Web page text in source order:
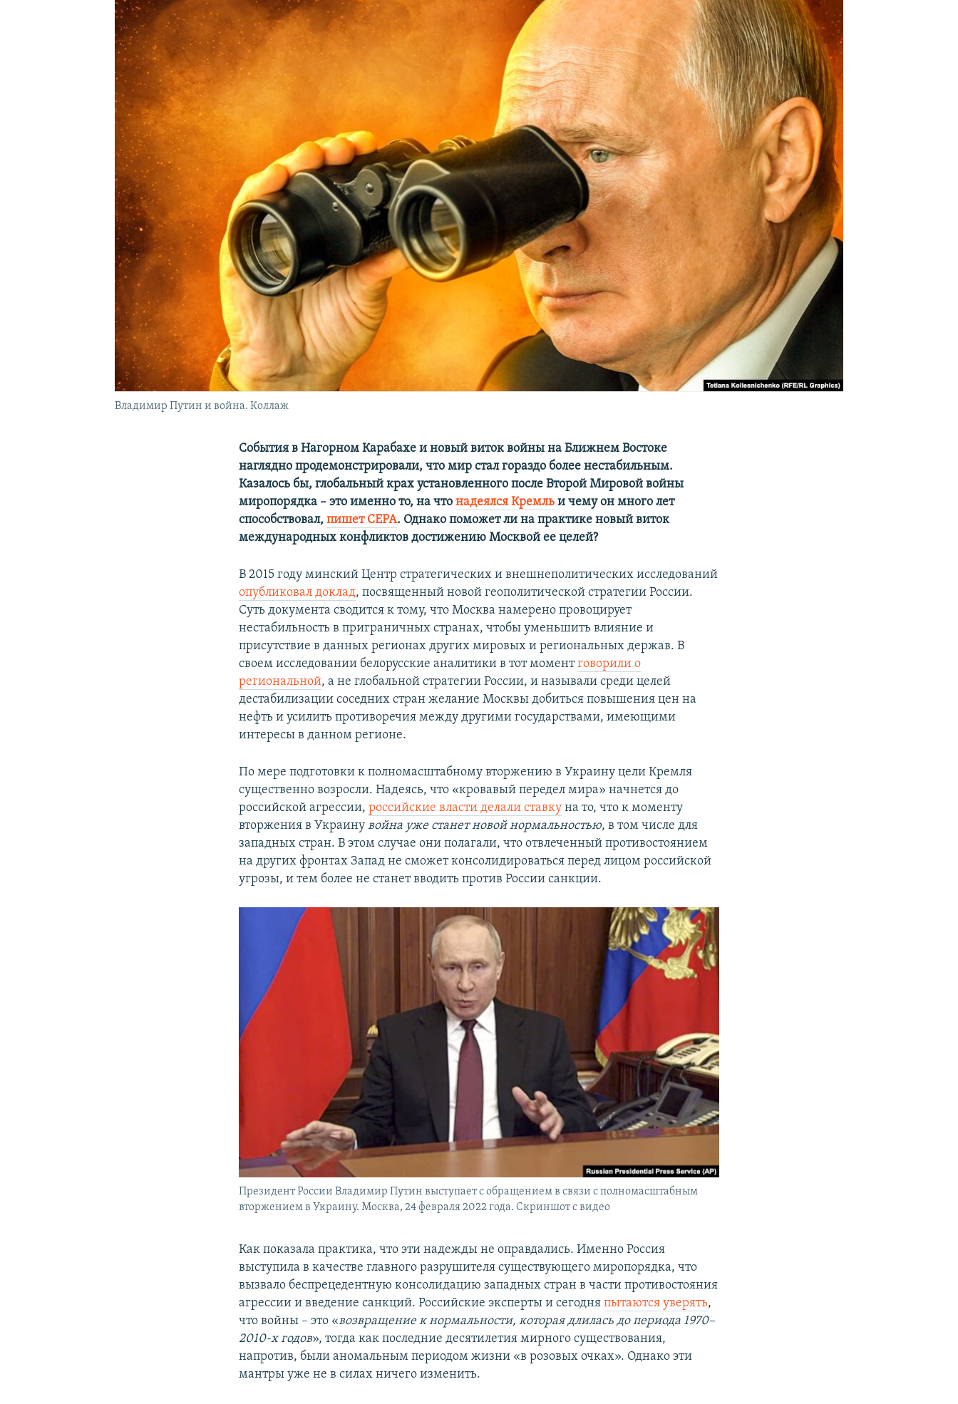
КРЫМ.НЕПОКОРЕННЫЙ
УКРАИНСКАЯ ПРОБЛЕМА КРЫМА
Владимир Путин и война. Коллаж
События в Нагорном Карабахе и новый виток войны на Ближнем Востоке
наглядно продемонстрировали, что мир стал гораздо более нестабильным.
Казалось бы, глобальный крах установленного после Второй Мировой войны
миропорядка – это именно то, на чтонадеялся Кремль и чему он много лет
способствовал,пишет СЕРА. Однако поможет ли на практике новый виток
международных конфликтов достижению Москвой ее целей?
В 2015 году минский Центр стратегических и внешнеполитических исследований
опубликовал доклад, посвященный новой геополитической стратегии России.
Суть документа сводится к тому, что Москва намерено провоцирует
нестабильность в приграничных странах, чтобы уменьшить влияние и
присутствие в данных регионах других мировых и региональных держав. В
своем исследовании белорусские аналитики в тот моментговорили о
региональной, а не глобальной стратегии России, и называли среди целей
дестабилизации соседних стран желание Москвы добиться повышения цен на
нефть и усилить противоречия между другими государствами, имеющими
интересы в данном регионе.
По мере подготовки к полномасштабному вторжению в Украину цели Кремля
существенно возросли. Надеясь, что «кровавый передел мира» начнется до
российской агрессии,российские власти делали ставку на то, что к моменту
вторжения в Украинувойна уже станет новой нормальностью, в том числе для
западных стран. В этом случае они полагали, что отвлеченный противостоянием
на других фронтах Запад не сможет консолидироваться перед лицом российской
угрозы, и тем более не станет вводить против России санкции.
Президент России Владимир Путин выступает с обращением в связи с полномасштабным
вторжением в Украину. Москва, 24 февраля 2022 года. Скриншот с видео
Как показала практика, что эти надежды не оправдались. Именно Россия
выступила в качестве главного разрушителя существующего миропорядка, что
вызвало беспрецедентную консолидацию западных стран в части противостояния
агрессии и введение санкций. Российские эксперты и сегодняпытаются уверять,
что войны – это «возвращение к нормальности, которая длилась до периода 1970–
2010-х годов», тогда как последние десятилетия мирного существования,
напротив, были аномальным периодом жизни «в розовых очках». Однако эти
мантры уже не в силах ничего изменить.